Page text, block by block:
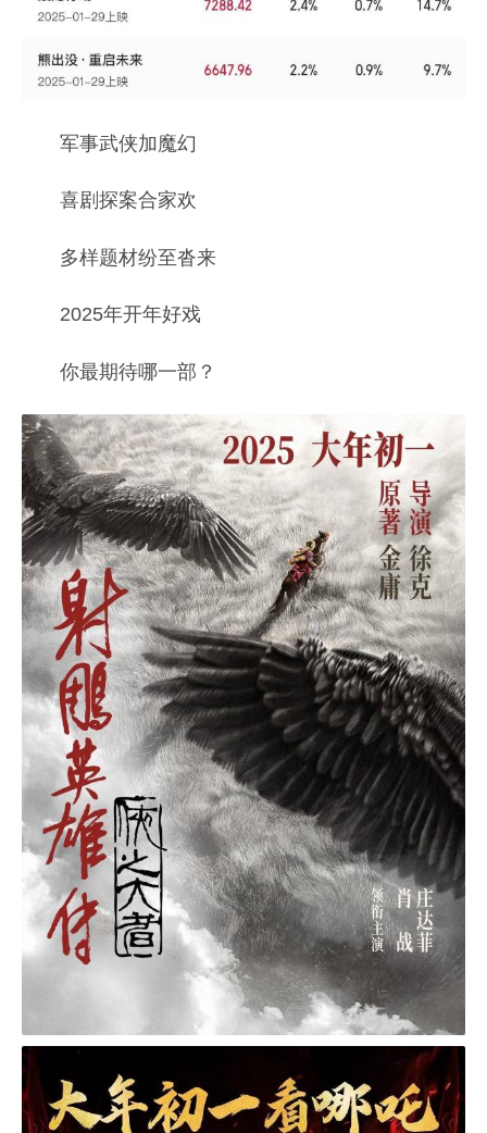
军事武侠加魔幻
喜剧探案合家欢
多样题材纷至沓来
2025年开年好戏
你最期待哪一部？